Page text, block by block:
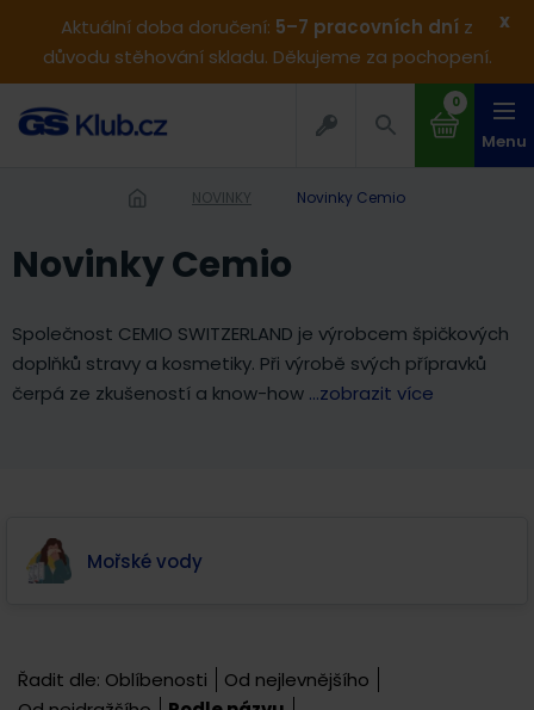
Aktuální doba doručení: 5–7 pracovních dní z
důvodu stěhování skladu. Děkujeme za pochopení.
x
0
Menu
NOVINKY Novinky Cemio
Novinky Cemio
Společnost CEMIO SWITZERLAND je výrobcem špičkových
doplňků stravy a kosmetiky. Při výrobě svých přípravků
čerpá ze zkušeností a know-how ...zobrazit více
Mořské vody
Řadit dle: Oblíbenosti
Od nejlevnějšího